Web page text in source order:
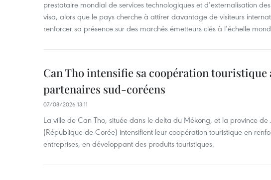
prestataire mondial de services technologiques et d’externalisation
visa, alors que le pays cherche à attirer davantage de visiteurs
renforcer sa présence sur des marchés émetteurs clés à l’échelle
Can Tho intensifie sa coopération touristique
partenaires sud-coréens
07/08/2026 13:11
La ville de Can Tho, située dans le delta du Mékong, et la province de
(République de Corée) intensifient leur coopération touristique en
entreprises, en développant des produits touristiques.